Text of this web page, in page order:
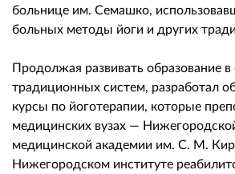
больнице им. Семашко,
больных методы йоги и других
Продолжая развивать образование в
традиционных систем, разработал
курсы по йоготерапии, которые
медицинских вузах —
медицинской академии им. С. М.
Нижегородском институте